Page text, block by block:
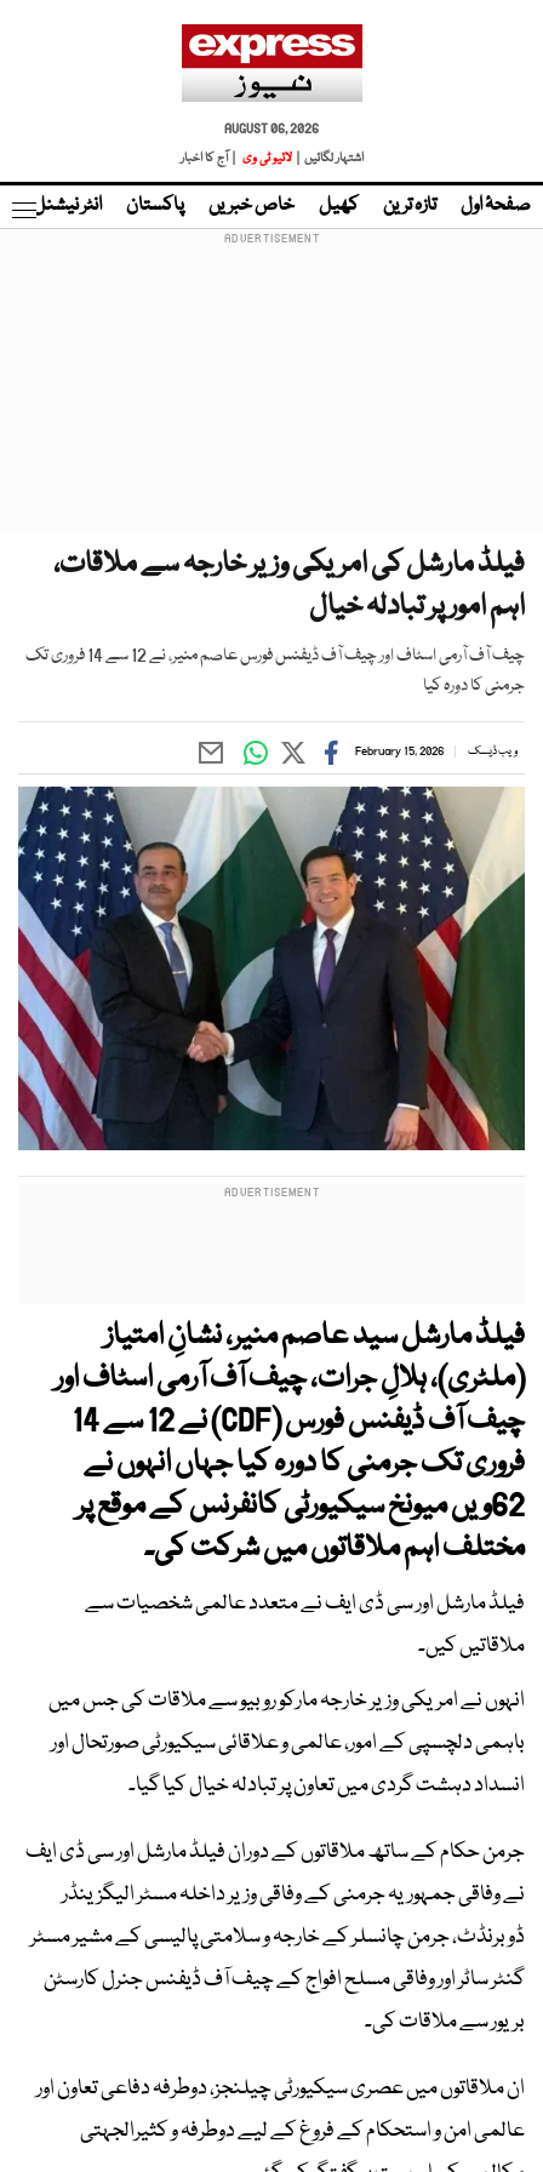
AUGUST 06, 2026
اشتہار لگائیں |
لائیو ٹی وی | آج کا اخبار
صفحۂ اول تازہ ترین کھیل خاص خبریں پاکستان انٹر نیشنل
فیلڈ مارشل کی امریکی وزیر خارجہ سے ملاقات،
اہم امور پر تبادلہ خیال
چیف آف آرمی اسٹاف اور چیف آف ڈیفنس فورس عاصم منیر، نے 12 سے 14 فروری تک
جرمنی کا دورہ کیا
ویب ڈیسک February 15, 2026
فیلڈ مارشل سید عاصم منیر، نشانِ امتیاز
(ملٹری)، ہلالِ جرات، چیف آف آرمی اسٹاف اور
چیف آف ڈیفنس فورس (CDF) نے 12 سے 14
فروری تک جرمنی کا دورہ کیا جہاں انہوں نے
62ویں میونخ سیکیورٹی کانفرنس کے موقع پر
مختلف اہم ملاقاتوں میں شرکت کی۔
فیلڈ مارشل اور سی ڈی ایف نے متعدد عالمی شخصیات سے
ملاقاتیں کیں۔
انہوں نے امریکی وزیر خارجہ مارکو روبیو سے ملاقات کی جس میں
باہمی دلچسپی کے امور، عالمی و علاقائی سیکیورٹی صورتحال اور
انسداد دہشت گردی میں تعاون پر تبادلہ خیال کیا گیا۔
جرمن حکام کے ساتھ ملاقاتوں کے دوران فیلڈ مارشل اور سی ڈی ایف
نے وفاقی جمہوریہ جرمنی کے وفاقی وزیر داخلہ مسٹر الیگزینڈر
ڈوبرنڈٹ، جرمن چانسلر کے خارجہ و سلامتی پالیسی کے مشیر مسٹر
گنٹر ساٹر اور وفاقی مسلح افواج کے چیف آف ڈیفنس جنرل کارسٹن
بریور سے ملاقات کی۔
ان ملاقاتوں میں عصری سیکیورٹی چیلنجز، دوطرفہ دفاعی تعاون اور
عالمی امن و استحکام کے فروغ کے لیے دوطرفہ و کثیرالجہتی